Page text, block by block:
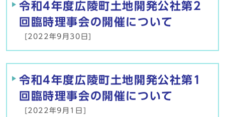
令和4年度広陵町土地開発公社第2
回臨時理事会の開催について
[2022年9月30日]
令和4年度広陵町土地開発公社第1
回臨時理事会の開催について
[2022年9月1日]